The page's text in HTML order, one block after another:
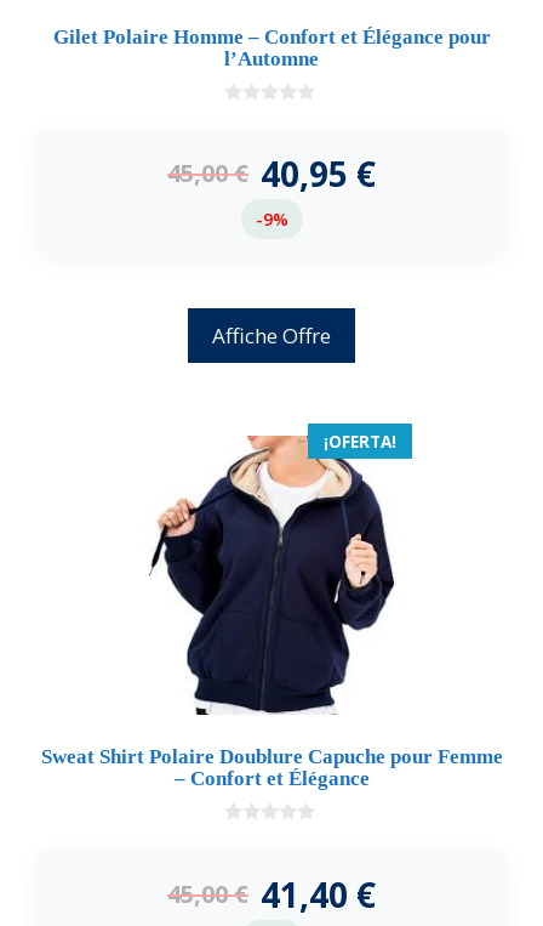
Gilet Polaire Homme – Confort et Élégance pour
l’Automne
5
45,00€ 40,95 €
-9%
Affiche Offre
¡OFERTA!
Sweat Shirt Polaire Doublure Capuche pour Femme
– Confort et Élégance
5
45,00€ 41,40 €